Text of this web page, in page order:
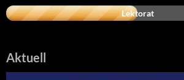
Lektorat
Aktuell